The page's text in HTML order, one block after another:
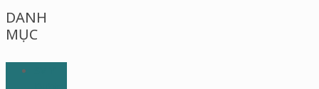
DANH
MỤC